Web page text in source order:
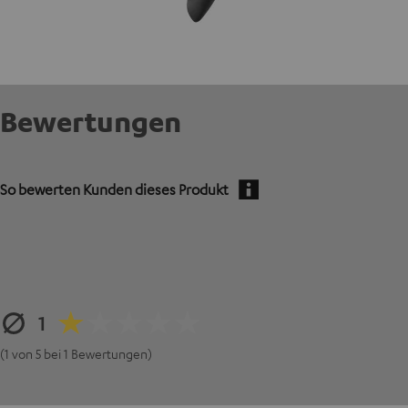
Bewertungen
So bewerten Kunden dieses Produkt
1
(1 von 5 bei 1 Bewertungen)